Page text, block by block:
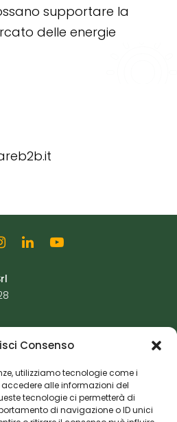
Consenso
utilizziamo tecnologie come i
alle informazioni del
tecnologie ci permetterà di
di navigazione o ID unici
supportare la
delle energie